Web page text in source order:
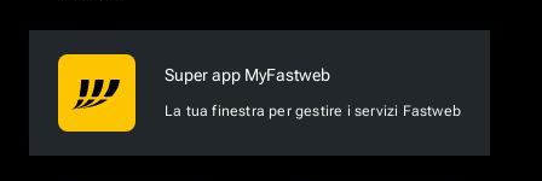
Super app MyFastweb
La tua finestra per gestire i servizi Fastweb